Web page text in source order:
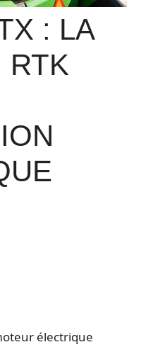
: LA
RTK
électrique